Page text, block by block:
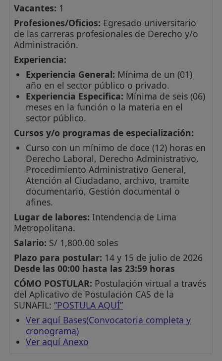
Vacantes: 1
Profesiones/Oficios: Egresado universitario
de las carreras profesionales de Derecho y/o
Administración.
Experiencia:
Experiencia General: Mínima de un (01)
año en el sector público o privado.
Experiencia Especifica: Mínima de seis (06)
meses en la función o la materia en el
sector público.
Cursos y/o programas de especialización:
Curso con un mínimo de doce (12) horas en
Derecho Laboral, Derecho Administrativo,
Procedimiento Administrativo General,
Atención al Ciudadano, archivo, tramite
documentario, Gestión documental o
afines.
Lugar de labores: Intendencia de Lima
Metropolitana.
Salario: S/ 1,800.00 soles
Plazo para postular: 14 y 15 de julio de 2026
Desde las 00:00 hasta las 23:59 horas
CÓMO POSTULAR: Postulación virtual a través
del Aplicativo de Postulación CAS de la
SUNAFIL:”POSTULA AQUÍ”
Ver aquí Bases(Convocatoria completa y
cronograma)
Ver aquí Anexo